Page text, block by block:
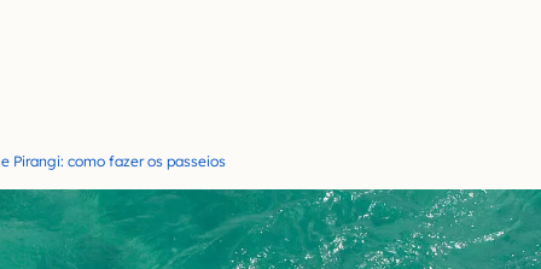
Pirangi: como fazer os passeios